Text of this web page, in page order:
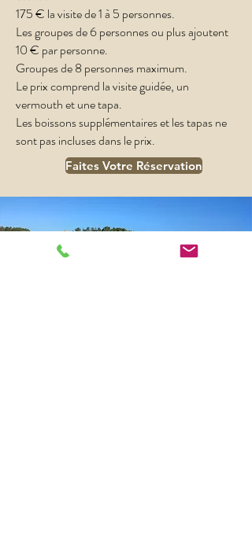
175 € la visite de 1 à 5 personnes.​
Les groupes de 6 personnes ou plus ajoutent
10 € par personne.
Groupes de 8 personnes maximum.
Le prix comprend la visite guidée, un
vermouth et une tapa.
Les boissons supplémentaires et les tapas ne
sont pas incluses dans le prix.
Faites Votre Réservation